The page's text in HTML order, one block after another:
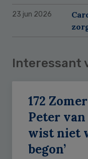
23 jun 2026
Interessant
172
Peter van
wist niet
begon’